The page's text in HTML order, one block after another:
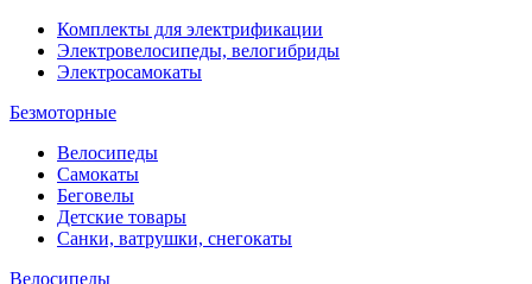
Комплекты для электрификации
Электровелосипеды, велогибриды
Электросамокаты
Безмоторные
Велосипеды
Самокаты
Беговелы
Детские товары
Санки, ватрушки, снегокаты
Велосипеды